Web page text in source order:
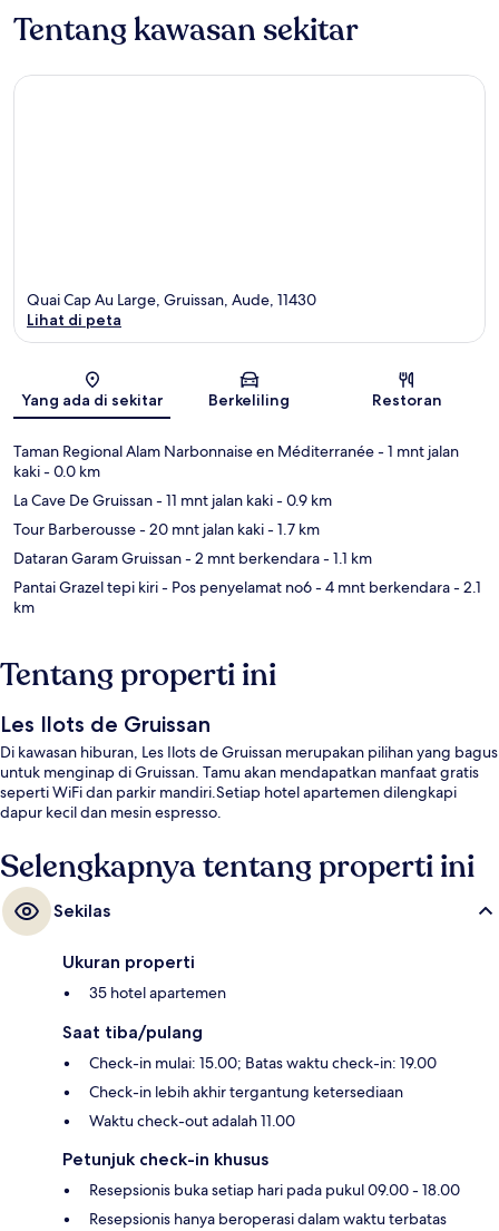
Tentang kawasan sekitar
Peta
Quai Cap Au Large, Gruissan, Aude, 11430
Lihat di peta
Yang ada di sekitar Berkeliling Restoran
Taman Regional Alam Narbonnaise en Méditerranée- 1 mnt jalan
kaki- 0.0 km
La Cave De Gruissan- 11 mnt jalan kaki- 0.9 km
Tour Barberousse- 20 mnt jalan kaki- 1.7 km
Dataran Garam Gruissan- 2 mnt berkendara- 1.1 km
Pantai Grazel tepi kiri - Pos penyelamat no6- 4 mnt berkendara- 2.1
km
Tentang properti ini
Les Ilots de Gruissan
Di kawasan hiburan, Les Ilots de Gruissan merupakan pilihan yang bagus
untuk menginap di Gruissan. Tamu akan mendapatkan manfaat gratis
seperti WiFi dan parkir mandiri.Setiap hotel apartemen dilengkapi
dapur kecil dan mesin espresso.
Selengkapnya tentang properti ini
Sekilas
Ukuran properti
35 hotel apartemen
Saat tiba/pulang
Check-in mulai: 15.00; Batas waktu check-in: 19.00
Check-in lebih akhir tergantung ketersediaan
Waktu check-out adalah 11.00
Petunjuk check-in khusus
Resepsionis buka setiap hari pada pukul 09.00 - 18.00
Resepsionis hanya beroperasi dalam waktu terbatas